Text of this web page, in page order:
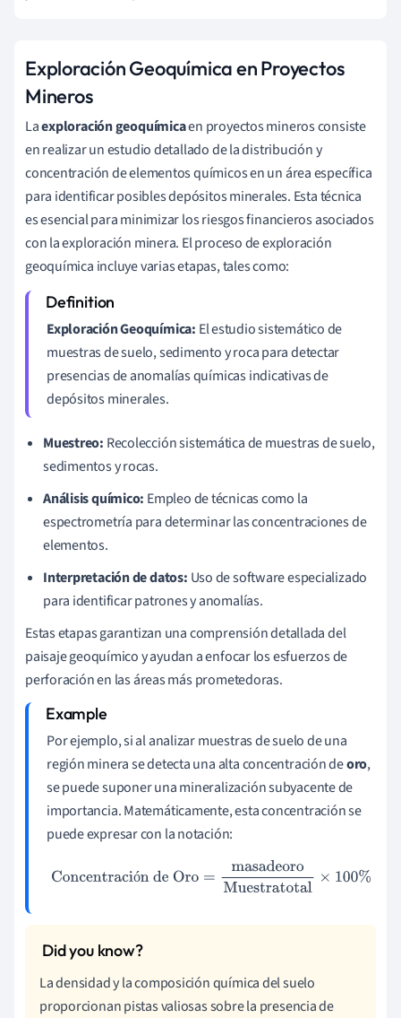
Exploración Geoquímica en Proyectos
Mineros
Laexploración geoquímicaen proyectos mineros consiste
en realizar un estudio detallado de la distribución y
concentración de elementos químicos en un área específica
para identificar posibles depósitos minerales. Esta técnica
es esencial para minimizar los riesgos financieros asociados
con la exploración minera. El proceso de exploración
geoquímica incluye varias etapas, tales como:
Exploración Geoquímica: El estudio sistemático de
muestras de suelo, sedimento y roca para detectar
presencias de anomalías químicas indicativas de
depósitos minerales.
Muestreo: Recolección sistemática de muestras de suelo,
sedimentos y rocas.
Análisis químico: Empleo de técnicas como la
espectrometría para determinar las concentraciones de
elementos.
Interpretación de datos: Uso de software especializado
para identificar patrones y anomalías.
Estas etapas garantizan una comprensión detallada del
paisaje geoquímico y ayudan a enfocar los esfuerzos de
perforación en las áreas más prometedoras.
Por ejemplo, si al analizar muestras de suelo de una
región minera se detecta una alta concentración deoro,
se puede suponer una mineralización subyacente de
importancia. Matemáticamente, esta concentración se
puede expresar con la notación:
ó
Concentración de Oro=masadeoroMuestratotal ×100%
La densidad y la composición química del suelo
proporcionan pistas valiosas sobre la presencia de